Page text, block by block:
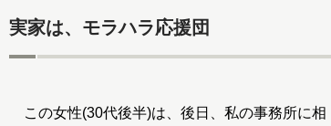
実家は、モラハラ応援団
この女性(30代後半)は、後日、私の事務所に相